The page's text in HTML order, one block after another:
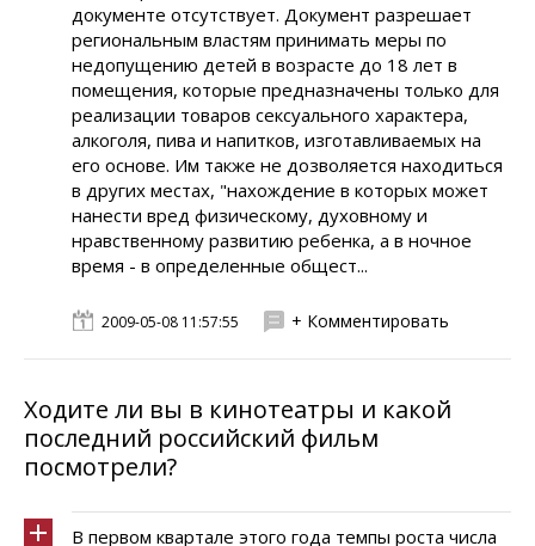
документе отсутствует. Документ разрешает
региональным властям принимать меры по
недопущению детей в возрасте до 18 лет в
помещения, которые предназначены только для
реализации товаров сексуального характера,
алкоголя, пива и напитков, изготавливаемых на
его основе. Им также не дозволяется находиться
в других местах, "нахождение в которых может
нанести вред физическому, духовному и
нравственному развитию ребенка, а в ночное
время - в определенные общест...
2009-05-08 11:57:55 + Комментировать
Ходите ли вы в кинотеатры и какой
последний российский фильм
посмотрели?
В первом квартале этого года темпы роста числа